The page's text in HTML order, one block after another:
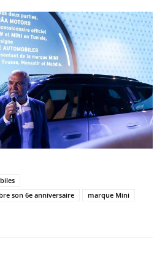
son 6e anniversaire
marque Mini